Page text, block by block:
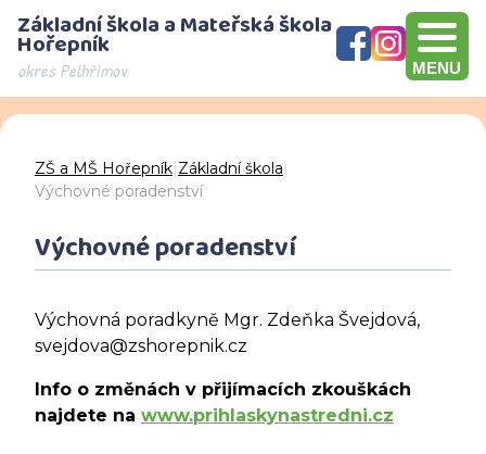
Základní škola a Mateřská škola
Hořepník
okres Pelhřimov MENU
ZŠ a MŠ Hořepník|Základní škola|
Výchovné poradenství
Výchovné poradenství
Výchovná poradkyně Mgr. Zdeňka Švejdová,
svejdova@zshorepnik.cz
Info o změnách v přijímacích zkouškách
najdete na www.prihlaskynastredni.cz